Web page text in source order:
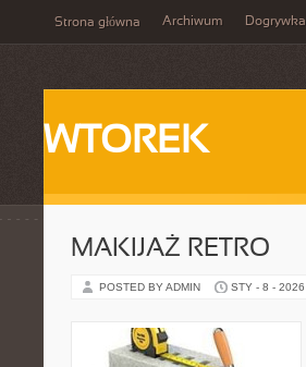
Strona główna Archiwum Dogrywka
WTOREK
MAKIJAŻ RETRO
POSTED BY ADMIN STY - 8 - 2026